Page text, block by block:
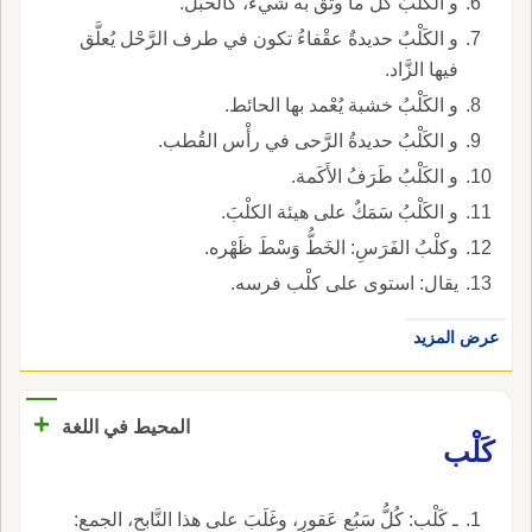
و الكَلْبُ حديدةٌ عقْفاءُ تكون في طرف الرَّحْل يُعلَّق
فيها الزَّاد.
و الكَلْبُ خشبة يُعْمد بها الحائط.
و الكَلْبُ حديدةُ الرَّحى في رأْس القُطب.
و الكَلْبُ طَرَفُ الأَكَمة.
و الكَلْبُ سَمَكٌ على هيئة الكلْبَ.
وكلْبُ الفَرَسِ: الخَطُّ وَسْطَ ظَهْره.
يقال: استوى على كلْب فرسه.
عرض المزيد
المحيط في اللغة
+
كَلْب
ـ كَلْب: كُلُّ سَبُعٍ عَقورٍ، وغَلَبَ على هذا النَّابحِ، الجمع: